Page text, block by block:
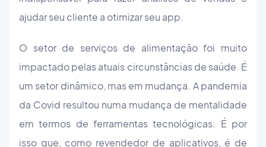
ajudar seu cliente a otimizar seu app.
O setor de serviços de alimentação foi muito
impactado pelas atuais circunstâncias de saúde. É
um setor dinâmico, mas em mudança. A pandemia
da Covid resultou numa mudança de mentalidade
em termos de ferramentas tecnológicas. É por
isso que, como revendedor de aplicativos, é de